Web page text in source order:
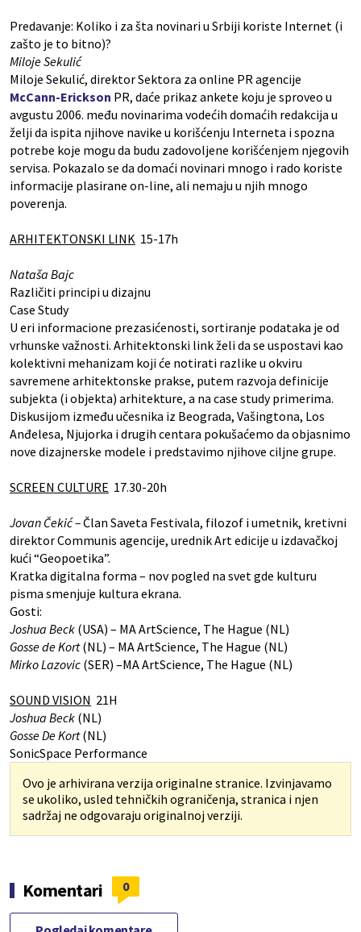
Predavanje: Koliko i za šta novinari u Srbiji koriste Internet (i
zašto je to bitno)?
Miloje Sekulić
Miloje Sekulić, direktor Sektora za online PR agencije
McCann-Erickson PR, daće prikaz ankete koju je sproveo u
avgustu 2006. među novinarima vodećih domaćih redakcija u
želji da ispita njihove navike u korišćenju Interneta i spozna
potrebe koje mogu da budu zadovoljene korišćenjem njegovih
servisa. Pokazalo se da domaći novinari mnogo i rado koriste
informacije plasirane on-line, ali nemaju u njih mnogo
poverenja.
ARHITEKTONSKI LINK 15-17h
Nataša Bajc
Različiti principi u dizajnu
Case Study
U eri informacione prezasićenosti, sortiranje podataka je od
vrhunske važnosti. Arhitektonski link želi da se uspostavi kao
kolektivni mehanizam koji će notirati razlike u okviru
savremene arhitektonske prakse, putem razvoja definicije
subjekta (i objekta) arhitekture, a na case study primerima.
Diskusijom između učesnika iz Beograda, Vašingtona, Los
Anđelesa, Njujorka i drugih centara pokušaćemo da objasnimo
nove dizajnerske modele i predstavimo njihove ciljne grupe.
SCREEN CULTURE 17.30-20h
Jovan Čekić –Član Saveta Festivala, filozof i umetnik, kretivni
direktor Communis agencije, urednik Art edicije u izdavačkoj
kući “Geopoetika”.
Kratka digitalna forma – nov pogled na svet gde kulturu
pisma smenjuje kultura ekrana.
Gosti:
Joshua Beck (USA) – MA ArtScience, The Hague (NL)
Gosse de Kort(NL) – MA ArtScience, The Hague (NL)
Mirko Lazovic (SER) –MA ArtScience, The Hague (NL)
SOUND VISION 21H
Joshua Beck (NL)
Gosse De Kort(NL)
SonicSpace Performance
Ovo je arhivirana verzija originalne stranice. Izvinjavamo
se ukoliko, usled tehničkih ograničenja, stranica i njen
sadržaj ne odgovaraju originalnoj verziji.
Komentari 0